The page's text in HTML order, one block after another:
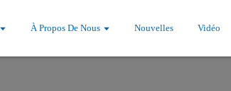
À Propos De Nous Nouvelles Vidéo